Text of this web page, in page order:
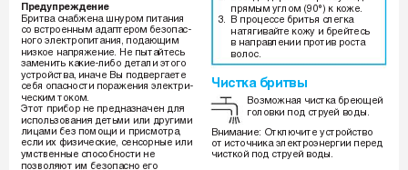
Предупреждение
прямым углом (90°) к коже.
Бритва снабжена шнуром питания
3. В процессе бритья слегка
со встроенным адаптером безопас-
натягивайте кожу и брейтесь
ного электропитания, подающим
в направлении против роста
низкое напряжение. Не пытайтесь
волос.
заменить какие-либо детали этого
устройства, иначе Вы подвергаете
Чистка бритвы
себя опасности поражения электри-
ческим током. Возможная чистка бреющей
ùÚÓÚ ÔË·Ó ÌÂ ÔÂ‰Ì‡ÁÌ‡˜ÂÌ ‰Îﬂ головки под струей воды.
ËÒÔÓÎ¸ÁÓ‚‡ÌËﬂ ‰ÂÚ¸ÏË ËÎË ‰Û„ËÏË
ÎËˆ‡ÏË ·ÂÁ ÔÓÏÓ˘Ë Ë ÔËÒÏÓÚ‡, Внимание: Отключите устройство
ÂÒÎË Ëı ÙËÁË˜ÂÒÍËÂ, ÒÂÌÒÓÌ˚Â ËÎË от источника электроэнергии перед
ÛÏÒÚ‚ÂÌÌ˚Â ÒÔÓÒÓ·ÌÓÒÚË ÌÂ чисткой под струей воды.
ÔÓÁ‚ÓÎﬂ˛Ú ËÏ ·ÂÁÓÔ‡ÒÌÓ Â„Ó